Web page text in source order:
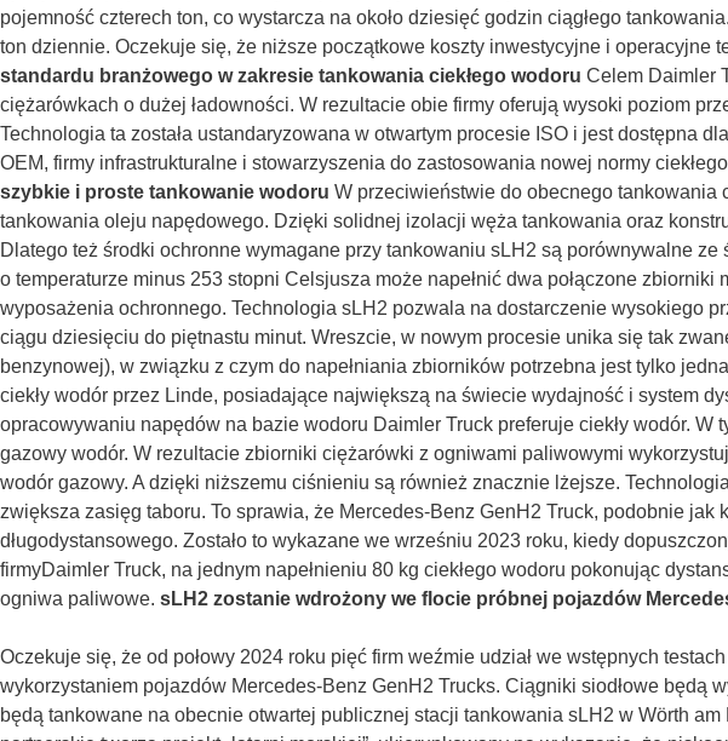
pojemność czterech ton, co wystarcza na około dziesięć godzin ciągłego
ton dziennie. Oczekuje się, że niższe początkowe koszty inwestycyjne i operacyjne
standardu branżowego w zakresie tankowania ciekłego wodoru Celem Daimler
ciężarówkach o dużej ładowności. W rezultacie obie firmy oferują wysoki poziom
Technologia ta została ustandaryzowana w otwartym procesie ISO i jest dostępna
OEM, firmy infrastrukturalne i stowarzyszenia do zastosowania nowej normy
szybkie i proste tankowanie wodoru W przeciwieństwie do obecnego tankowania
tankowania oleju napędowego. Dzięki solidnej izolacji węża tankowania oraz
Dlatego też środki ochronne wymagane przy tankowaniu sLH2 są porównywalne
o temperaturze minus 253 stopni Celsjusza może napełnić dwa połączone
wyposażenia ochronnego. Technologia sLH2 pozwala na dostarczenie wysokiego
ciągu dziesięciu do piętnastu minut. Wreszcie, w nowym procesie unika się tak
benzynowej), w związku z czym do napełniania zbiorników potrzebna jest tylko
ciekły wodór przez Linde, posiadające największą na świecie wydajność i system
opracowywaniu napędów na bazie wodoru Daimler Truck preferuje ciekły wodór.
gazowy wodór. W rezultacie zbiorniki ciężarówki z ogniwami paliwowymi
wodór gazowy. A dzięki niższemu ciśnieniu są również znacznie lżejsze.
zwiększa zasięg taboru. To sprawia, że Mercedes-Benz GenH2 Truck, podobnie
długodystansowego. Zostało to wykazane we wrześniu 2023 roku, kiedy
firmyDaimler Truck, na jednym napełnieniu 80 kg ciekłego wodoru pokonując
ogniwa paliwowe. sLH2 zostanie wdrożony we flocie próbnej pojazdów
Oczekuje się, że od połowy 2024 roku pięć firm weźmie udział we wstępnych
wykorzystaniem pojazdów Mercedes-Benz GenH2 Trucks. Ciągniki siodłowe będą
będą tankowane na obecnie otwartej publicznej stacji tankowania sLH2 w Wörth